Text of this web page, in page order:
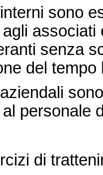
sono
senza
del tempo
personale
di